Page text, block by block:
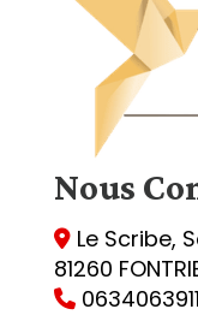
Nous
 Le Scribe,
81260
 0634063911